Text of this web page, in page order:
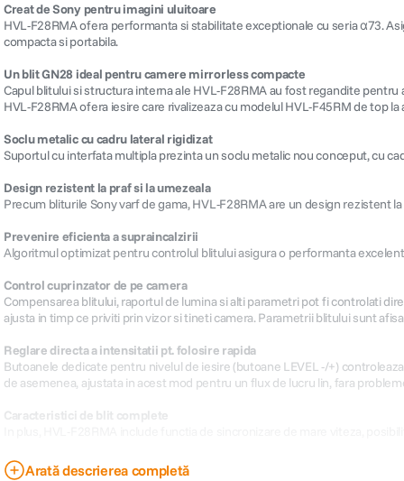
Creat de Sony pentru imagini uluitoare
HVL-F28RMA ofera performanta si stabilitate exceptionale cu seria α73.
compacta si portabila.
Un blit GN28 ideal pentru camere mirrorless compacte
Capul blitului si structura interna ale HVL-F28RMA au fost regandite
HVL-F28RMA ofera iesire care rivalizeaza cu modelul HVL-F45RM de top
Soclu metalic cu cadru lateral rigidizat
Suportul cu interfata multipla prezinta un soclu metalic nou conceput, cu
Design rezistent la praf si la umezeala
Precum bliturile Sony varf de gama, HVL-F28RMA are un design rezistent
Prevenire eficienta a supraincalzirii
Algoritmul optimizat pentru controlul blitului asigura o performanta
Control cuprinzator de pe camera
Compensarea blitului, raportul de lumina si alti parametri pot fi controlati
ajusta in timp ce priviti prin vizor si tineti camera. Parametrii blitului sunt
Reglare directa a intensitatii pt. folosire rapida
Butoanele dedicate pentru nivelul de iesire (butoane LEVEL -/+)
de asemenea, ajustata in acest mod pentru un flux de lucru lin, fara
Caracteristici de blit complete
Arată descrierea completă